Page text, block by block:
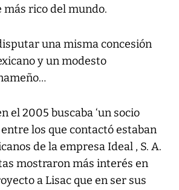
más rico del mundo.
una misma concesión
y un modesto
el 2005 buscaba ‘un socio
los que contactó estaban
de la empresa Ideal , S. A.
mostraron más interés en
a Lisac que en ser sus